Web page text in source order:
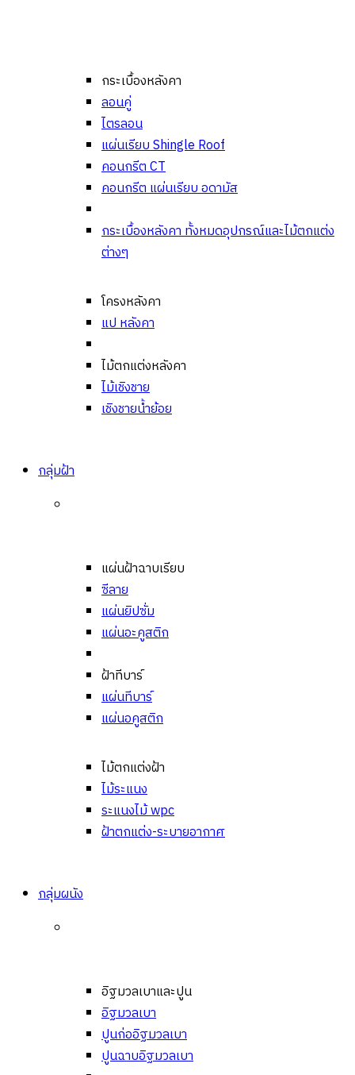
กระเบื้องหลังคา
ลอนคู่
ไตรลอน
แผ่นเรียบ Shingle Roof
คอนกรีต CT
คอนกรีต แผ่นเรียบ อดามัส
กระเบื้องหลังคา ทั้งหมดอุปกรณ์และไม้ตกแต่ง
ต่างๆ
โครงหลังคา
แป หลังคา
ไม้ตกแต่งหลังคา
ไม้เชิงชาย
เชิงชายน้ำย้อย
กลุ่มฝ้า
แผ่นฝ้าฉาบเรียบ
ซีลาย
แผ่นยิปซั่ม
แผ่นอะคูสติก
ฝ้าทีบาร์
แผ่นทีบาร์
แผ่นอคูสติก
ไม้ตกแต่งฝ้า
ไม้ระแนง
ระแนงไม้ wpc
ฝ้าตกแต่ง-ระบายอากาศ
กลุ่มผนัง
อิฐมวลเบาและปูน
อิฐมวลเบา
ปูนก่ออิฐมวลเบา
ปูนฉาบอิฐมวลเบา